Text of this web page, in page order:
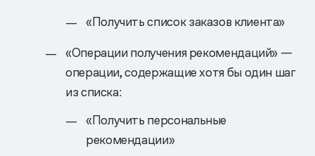
«Получить список заказов клиента»
«Операции получения рекомендаций» —
операции, содержащие хотя бы один шаг
из списка:
«Получить персональные
рекомендации»